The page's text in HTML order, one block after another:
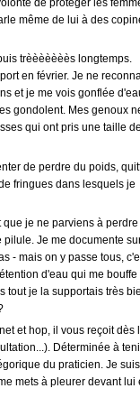
même de lui à des
trèèèèèèès longtemps.
en février. Je ne
et je me vois gonflée
gondolent. Mes genoux
qui ont pris une taille de
de perdre du poids,
fringues dans lesquels je
je ne parviens à perdre
Je me documente
- mais on y passe tous,
d'eau qui me bouffe
tout je la supportais très
et hop, il vous reçoit dès
Déterminée à
du praticien. Je suis
mets à pleurer devant lui